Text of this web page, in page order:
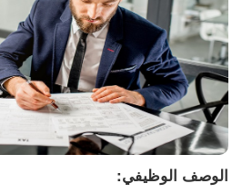
الوصف الوظيفي: